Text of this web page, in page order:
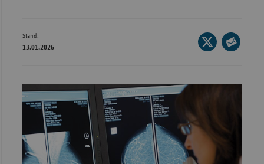
Stand:
13.01.2026
Seite
auf
E-